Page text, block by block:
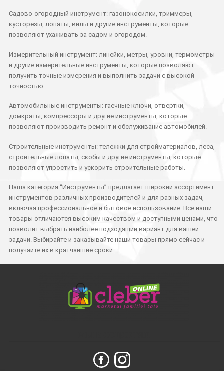
Садово-огородный инструмент: газонокосилки, триммеры,
кусторезы, лопаты, вилы и другие инструменты, которые
позволяют ухаживать за садом и огородом.
Измерительный инструмент: линейки, метры, уровни, термометры
и другие измерительные инструменты, которые позволяют
получить точные измерения и выполнить задачи с высокой
точностью.
Автомобильные инструменты: гаечные ключи, отвертки,
домкраты, компрессоры и другие инструменты, которые
позволяют производить ремонт и обслуживание автомобилей.
Строительные инструменты: тележки для стройматериалов, леса,
строительные лопаты, скобы и другие инструменты, которые
позволяют упростить и ускорить строительные работы.
Наша категория “Инструменты” предлагает широкий ассортимент
инструментов различных производителей и для разных задач,
включая профессиональное и бытовое использование. Все наши
товары отличаются высоким качеством и доступными ценами, что
позволит выбрать наиболее подходящий вариант для вашей
задачи. Выбирайте и заказывайте наши товары прямо сейчас и
получайте их в кратчайшие сроки.